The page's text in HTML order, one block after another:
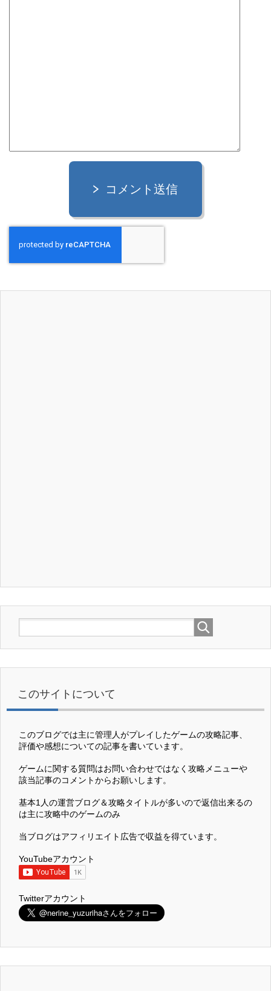
コメント送信
このサイトについて
このブログでは主に管理人がプレイしたゲームの攻略記事、
評価や感想についての記事を書いています。
ゲームに関する質問はお問い合わせではなく攻略メニューや
該当記事のコメントからお願いします。
基本1人の運営ブログ＆攻略タイトルが多いので返信出来るの
は主に攻略中のゲームのみ
当ブログはアフィリエイト広告で収益を得ています。
YouTubeアカウント
Twitterアカウント